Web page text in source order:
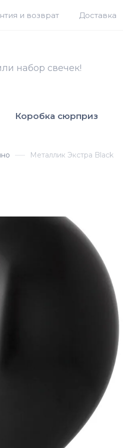
и возврат Доставка
набор свечек!
Коробка сюрприз
Металлик Экстра Black